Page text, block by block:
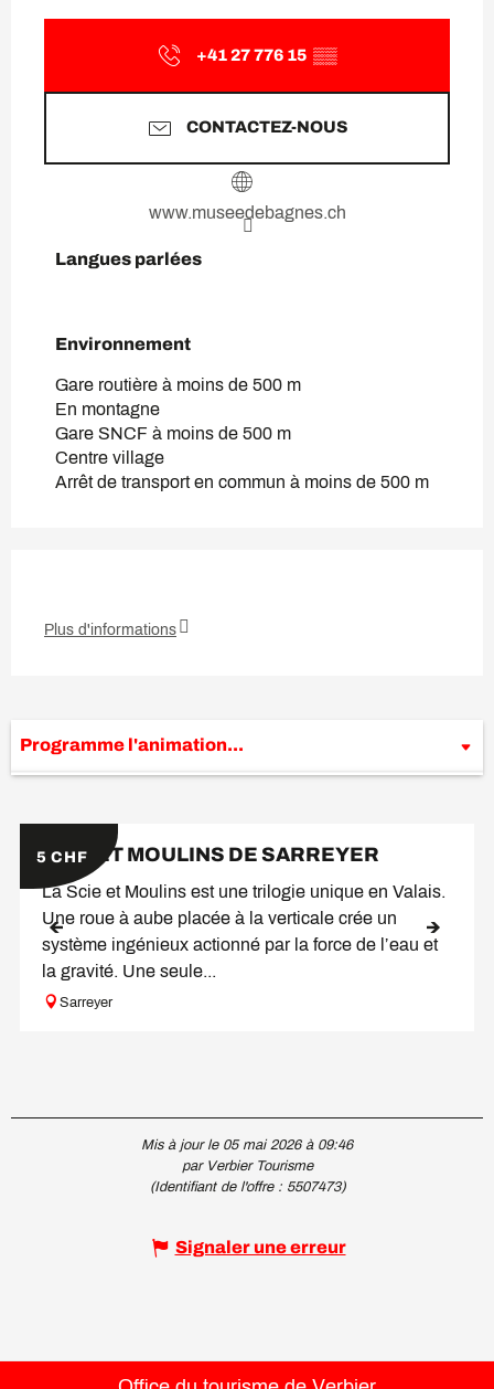
+41 27 776 15 ▒▒
CONTACTEZ-NOUS
www.museedebagnes.ch
Langues parlées
Langues parlées
Environnement
Environnement
Gare routière à moins de 500 m
En montagne
Gare SNCF à moins de 500 m
Centre village
Arrêt de transport en commun à moins de 500 m
Plus d'informations
Programme l'animation...
5 CHF
SCIE ET MOULINS DE SARREYER
La Scie et Moulins est une trilogie unique en Valais.
Une roue à aube placée à la verticale crée un
système ingénieux actionné par la force de l’eau et
la gravité. Une seule...
Sarreyer
Mis à jour le 05 mai 2026 à 09:46
par Verbier Tourisme
(Identifiant de l'offre : 5507473)
Signaler une erreur